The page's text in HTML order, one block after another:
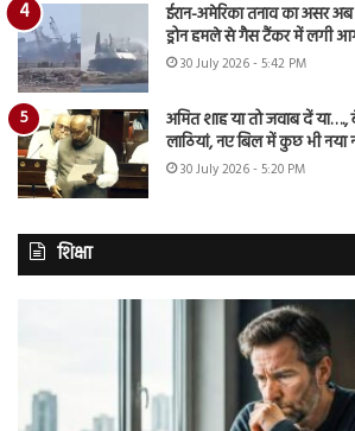
ईरान-अमेरिका तनाव का असर अब
ड्रोन हमले से गैस टैंकर में लगी
30 July 2026 - 5:42 PM
अमित शाह या तो जवाब दें
लाठियां, नए बिल में कुछ भी
30 July 2026 - 5:20 PM
शिक्षा